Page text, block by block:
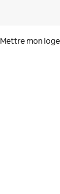
Mettre mon